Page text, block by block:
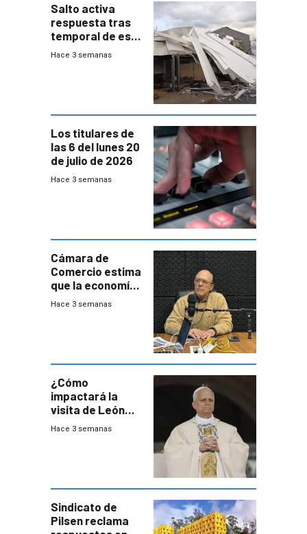
Salto activa
respuesta tras
temporal de este
sábado con
Hace 3 semanas
Los titulares de
las 6 del lunes 20
de julio de 2026
Hace 3 semanas
Cámara de
Comercio estima
que la economía
crecerá 1,6%
Hace 3 semanas
¿Cómo
impactará la
visita de León
XIV a Uruguay?
Hace 3 semanas
Sindicato de
Pilsen reclama